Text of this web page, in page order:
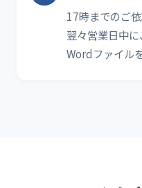
17時までのご
翌々営業日中
Wordファイル